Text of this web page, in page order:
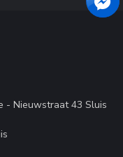
- Nieuwstraat 43 Sluis